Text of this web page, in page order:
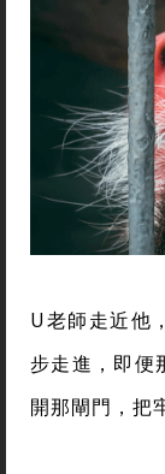
U老師走近他
步走進，即便
開那閘門，把